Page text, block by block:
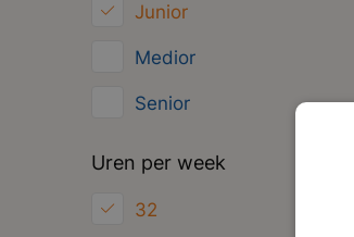
Junior
Medior
Senior
Uren per week
32